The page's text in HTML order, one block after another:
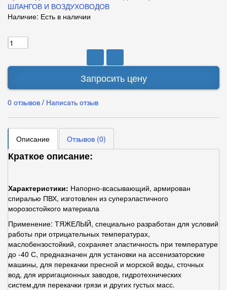
ШЛАНГОВ И ВОЗДУХОВОДОВ
Наличие: Есть в наличии
Запросить цену
0 отзывов / Написать отзыв
Описание Отзывов (0)
Краткое описание:
Характеристики: Напорно-всасывающий, армирован
спиралью ПВХ, изготовлен из суперэластичного
морозостойкого материала
Применение: ТЯЖЕЛЫЙ, специально разработан для условий
работы при отрицательных температурах,
маслобензостойкий, сохраняет эластичность при температуре
до -40 С, предназначен для установки на ассенизаторские
машины, для перекачки пресной и морской воды, сточных
вод, для ирригационных заводов, гидротехнических
систем,для перекачки грязи и других густых масс.